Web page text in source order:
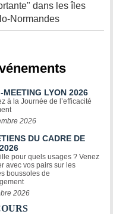
dans les îles
Normandes
MEETING LYON 2026
à la Journée de l’efficacité
2026
DU CADRE DE
pour quels usages ? Venez
avec vos pairs sur les
boussoles de
2026